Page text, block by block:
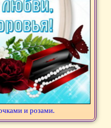
и розами.